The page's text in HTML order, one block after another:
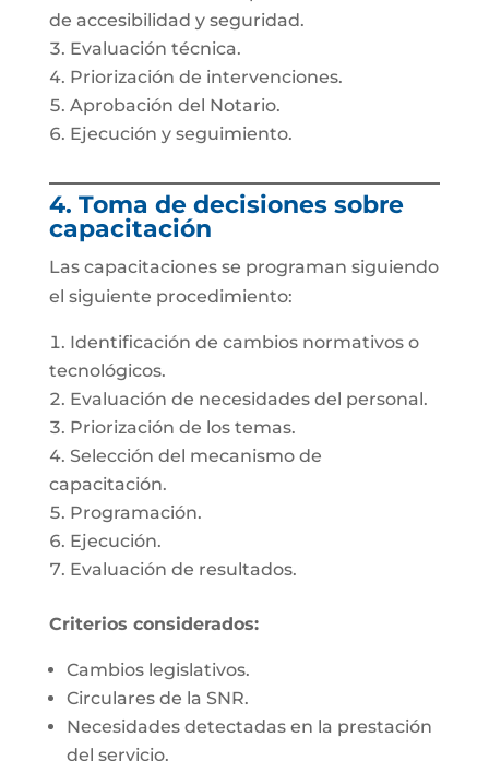
de accesibilidad y seguridad.
Evaluación técnica.
Priorización de intervenciones.
Aprobación del Notario.
Ejecución y seguimiento.
4. Toma de decisiones sobre
capacitación
Las capacitaciones se programan siguiendo
el siguiente procedimiento:
Identificación de cambios normativos o
tecnológicos.
Evaluación de necesidades del personal.
Priorización de los temas.
Selección del mecanismo de
capacitación.
Programación.
Ejecución.
Evaluación de resultados.
Criterios considerados:
Cambios legislativos.
Circulares de la SNR.
Necesidades detectadas en la prestación
del servicio.